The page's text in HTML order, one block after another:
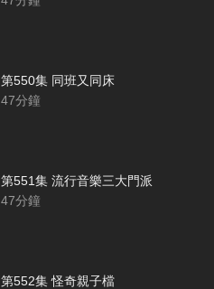
第550集 同班又同床
47分鐘
第551集 流行音樂三大門派
47分鐘
第552集 怪奇親子檔